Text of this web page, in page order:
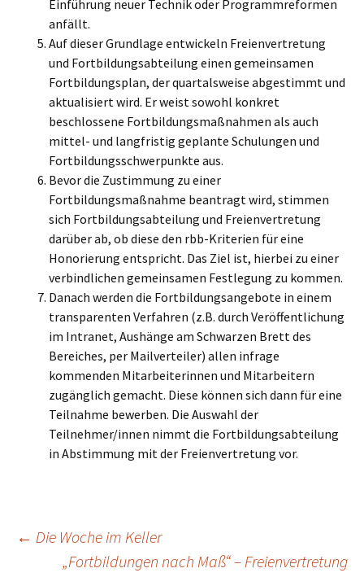
Einführung neuer Technik oder Programmreformen
anfällt.
Auf dieser Grundlage entwickeln Freienvertretung
und Fortbildungsabteilung einen gemeinsamen
Fortbildungsplan, der quartalsweise abgestimmt und
aktualisiert wird. Er weist sowohl konkret
beschlossene Fortbildungsmaßnahmen als auch
mittel- und langfristig geplante Schulungen und
Fortbildungsschwerpunkte aus.
Bevor die Zustimmung zu einer
Fortbildungsmaßnahme beantragt wird, stimmen
sich Fortbildungsabteilung und Freienvertretung
darüber ab, ob diese den rbb-Kriterien für eine
Honorierung entspricht. Das Ziel ist, hierbei zu einer
verbindlichen gemeinsamen Festlegung zu kommen.
Danach werden die Fortbildungsangebote in einem
transparenten Verfahren (z.B. durch Veröffentlichung
im Intranet, Aushänge am Schwarzen Brett des
Bereiches, per Mailverteiler) allen infrage
kommenden Mitarbeiterinnen und Mitarbeitern
zugänglich gemacht. Diese können sich dann für eine
Teilnahme bewerben. Die Auswahl der
Teilnehmer/innen nimmt die Fortbildungsabteilung
in Abstimmung mit der Freienvertretung vor.
Beitragsnavigation
← Die Woche im Keller
„Fortbildungen nach Maß“ – Freienvertretung